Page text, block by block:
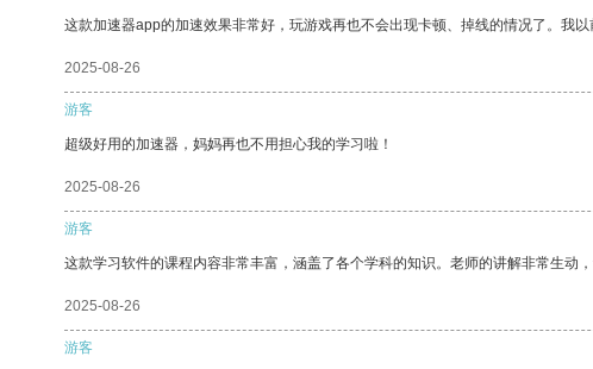
这款加速器app的加速效果非常好，玩游戏再也不会出现卡顿、掉线的情况了。我
2025-08-26
游客
超级好用的加速器，妈妈再也不用担心我的学习啦！
2025-08-26
游客
这款学习软件的课程内容非常丰富，涵盖了各个学科的知识。老师的讲解非常生动
2025-08-26
游客